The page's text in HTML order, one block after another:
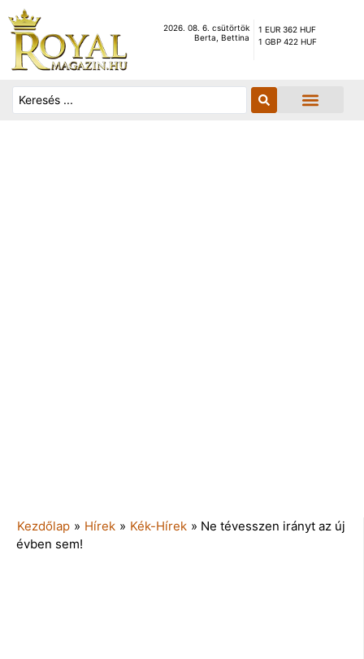
2026. 08. 6. csütörtök
Berta, Bettina
1 EUR 362 HUF
1 GBP 422 HUF
Kezdőlap » Hírek » Kék-Hírek » Ne tévesszen irányt az új
évben sem!